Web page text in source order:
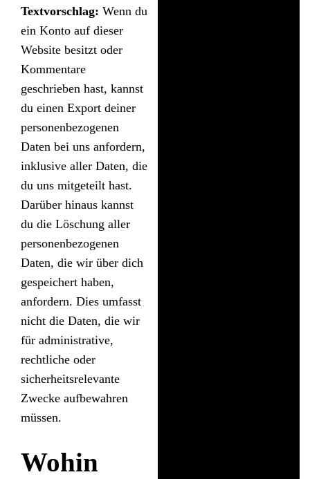
Textvorschlag: Wenn du
ein Konto auf dieser
Website besitzt oder
Kommentare
geschrieben hast, kannst
du einen Export deiner
personenbezogenen
Daten bei uns anfordern,
inklusive aller Daten, die
du uns mitgeteilt hast.
Darüber hinaus kannst
du die Löschung aller
personenbezogenen
Daten, die wir über dich
gespeichert haben,
anfordern. Dies umfasst
nicht die Daten, die wir
für administrative,
rechtliche oder
sicherheitsrelevante
Zwecke aufbewahren
müssen.
Wohin